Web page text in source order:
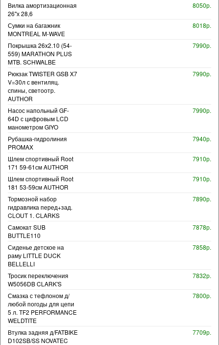
Вилка амортизационная
26"х 28,6
8050р.
Сумки на багажник
MONTREAL M-WAVE
8018р.
Покрышка 26x2.10 (54-
559) MARATHON PLUS
MTB. SCHWALBE
7990р.
Рюкзак TWISTER GSB X7
V=30л с вентиляц.
спины, светоотр.
AUTHOR
7990р.
Насос напольный GF-
64D с цифровым LCD
манометром GIYO
7990р.
Рубашка-гидролиния
PROMAX
7940р.
Шлем спортивный Root
171 59-61см AUTHOR
7910р.
Шлем спортивный Root
181 53-59см AUTHOR
7910р.
Тормозной набор
гидравлика перед+зад.
CLOUT 1. CLARKS
7890р.
Самокат SUB
BUTTLE110
7878р.
Сиденье детское на
раму LITTLE DUCK
BELLELLI
7858р.
Тросик переключения
W5056DB CLARK'S
7832р.
Смазка с тефлоном д/
любой погоды для цепи
5 л. TF2 PERFORMANCE
WELDTITE
7800р.
Втулка задняя д/FATBIKE
D102SB/SS NOVATEC
7709р.